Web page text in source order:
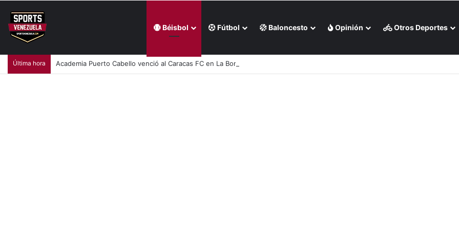
Béisbol Fútbol Baloncesto Opinión Otros Deportes
Última hora Academia Puerto Cabello venció al Caracas FC en La Bombonerita (+Video)